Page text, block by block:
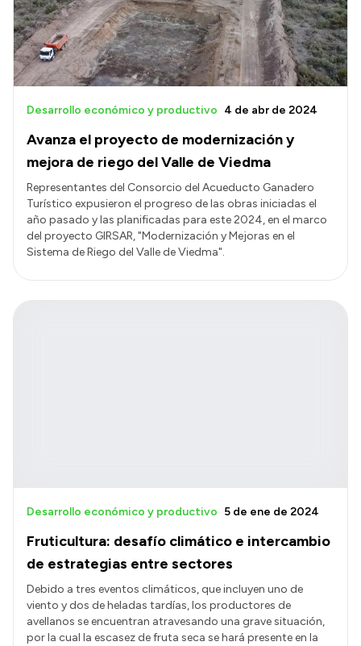
Avanza el proyecto de modernización y
mejora de riego del Valle de Viedma
Desarrollo económico y productivo 4 de abr de 2024
Representantes del Consorcio del Acueducto Ganadero
Turístico expusieron el progreso de las obras iniciadas el
año pasado y las planificadas para este 2024, en el marco
del proyecto GIRSAR, "Modernización y Mejoras en el
Sistema de Riego del Valle de Viedma".
Fruticultura: desafío climático e intercambio
de estrategias entre sectores
Desarrollo económico y productivo 5 de ene de 2024
Debido a tres eventos climáticos, que incluyen uno de
viento y dos de heladas tardías, los productores de
avellanos se encuentran atravesando una grave situación,
por la cual la escasez de fruta seca se hará presente en la